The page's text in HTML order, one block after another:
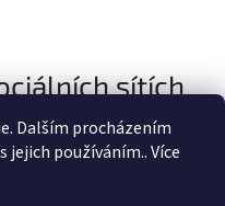
Dalším procházením
používáním.. Více
sítích